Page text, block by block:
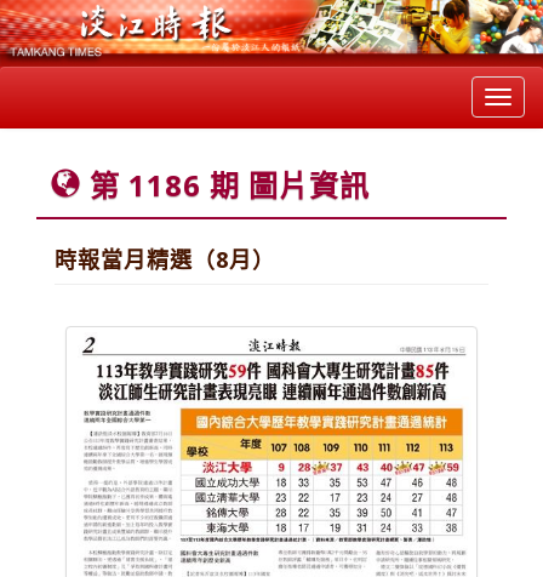
第 1186 期 圖片資訊
時報當月精選（8月）